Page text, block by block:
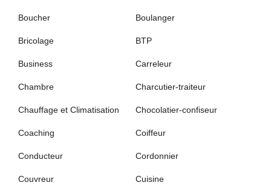
Boucher Boulanger
Bricolage BTP
Business Carreleur
Chambre Charcutier-traiteur
Chauffage et Climatisation Chocolatier-confiseur
Coaching Coiffeur
Conducteur Cordonnier
Couvreur Cuisine